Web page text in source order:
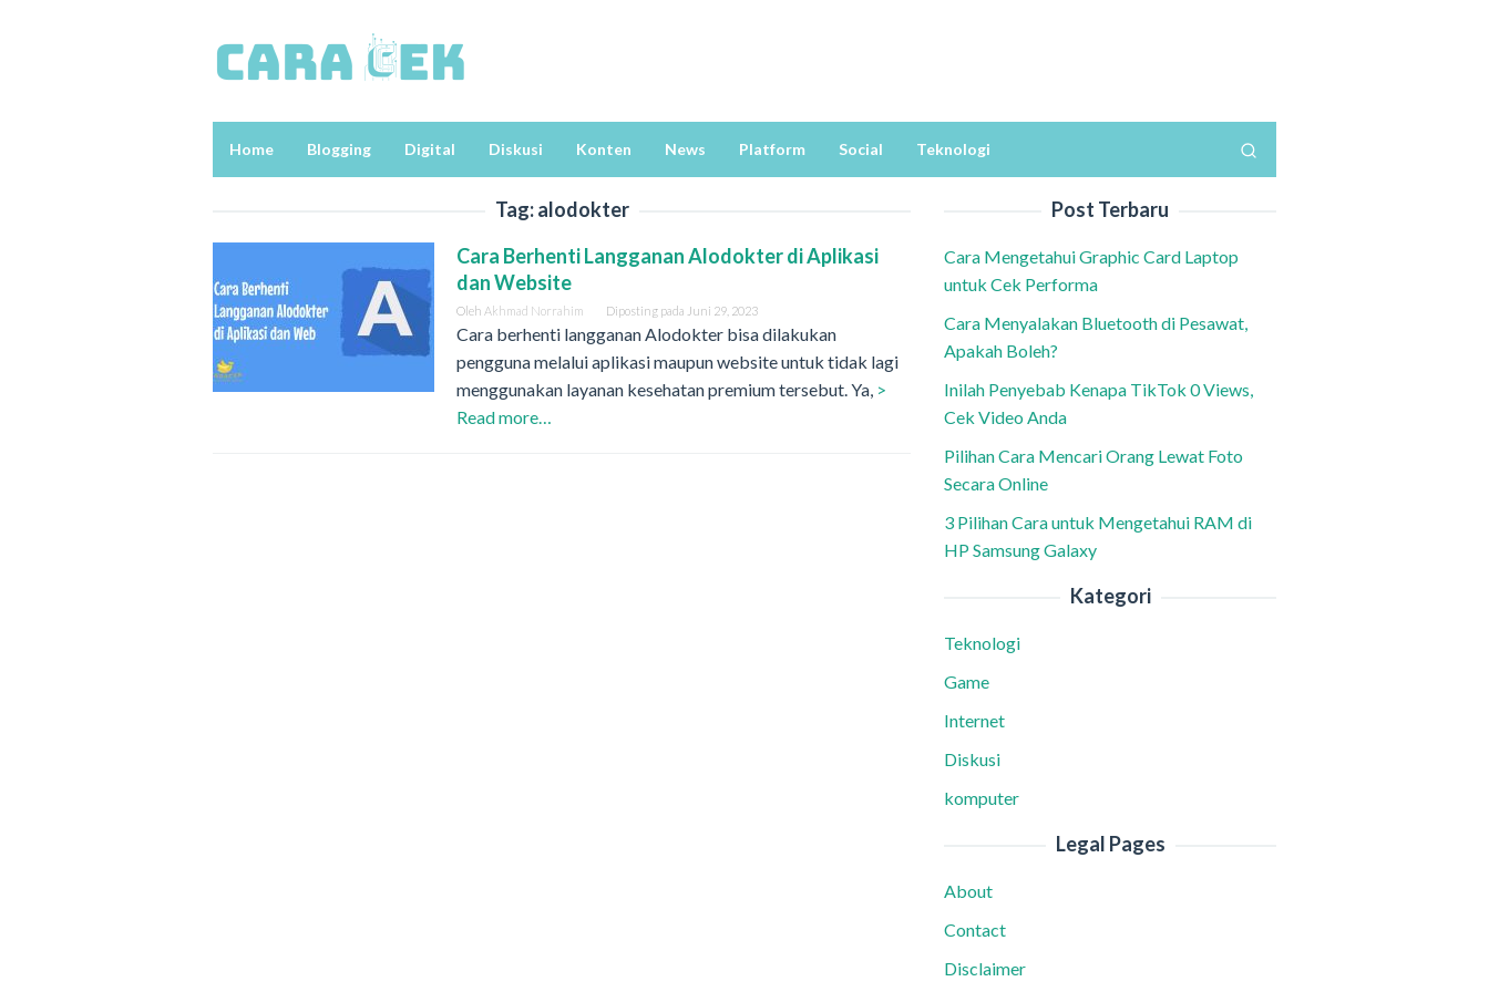
Home Blogging Digital Diskusi Konten News Platform Social Teknologi
Tag:alodokter
Cara Berhenti Langganan Alodokter di Aplikasi
dan Website
Oleh Akhmad Norrahim Diposting pada Juni 29, 2023
Cara berhenti langganan Alodokter bisa dilakukan
pengguna melalui aplikasi maupun website untuk tidak lagi
menggunakan layanan kesehatan premium tersebut. Ya, >
Read more…
Post Terbaru
Cara Mengetahui Graphic Card Laptop
untuk Cek Performa
Cara Menyalakan Bluetooth di Pesawat,
Apakah Boleh?
Inilah Penyebab Kenapa TikTok 0 Views,
Cek Video Anda
Pilihan Cara Mencari Orang Lewat Foto
Secara Online
3 Pilihan Cara untuk Mengetahui RAM di
HP Samsung Galaxy
Kategori
Teknologi
Game
Internet
Diskusi
komputer
Legal Pages
About
Contact
Disclaimer